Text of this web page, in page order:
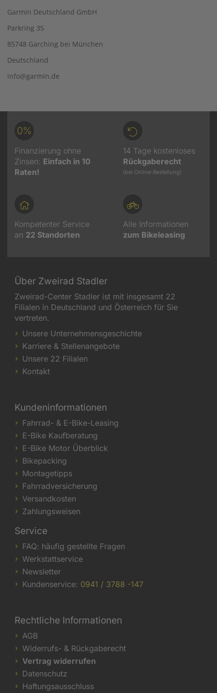
Garmin Deutschland GmbH
Parkring 35
85748 Garching bei München
Deutschland
info@garmin.de
0%
Finanzierung ohne
Zinsen: Einfach in 10
Raten!
14 Tage kostenloses
Rückgaberecht
(bei Online-Bestellung)
Kompetenter Service
an 22 Standorten
Alle Informationen
zum Bikeleasing
Über Zweirad Stadler
Zweirad-Center Stadler ist mit insgesamt 22
Filialen in Deutschland und Österreich für Sie
vertreten.
Unsere Unternehmensgeschichte
Karriere & Stellenangebote
Unsere 22 Filialen
Kontakt
Kundeninformationen
Fahrrad- & E-Bike-Leasing
E-Bike Kaufberatung
E-Bike Motor Überblick
Bikepacking
Montagetipps
Fahrradversicherung
Versandkosten
Zahlungsweisen
Service
FAQ: häufig gestellte Fragen
Werkstattservice
Newsletter
Kundenservice: 0941 / 3788 -147
Rechtliche Informationen
AGB
Widerrufs- & Rückgaberecht
Vertrag widerrufen
Datenschutz
Haftungsausschluss